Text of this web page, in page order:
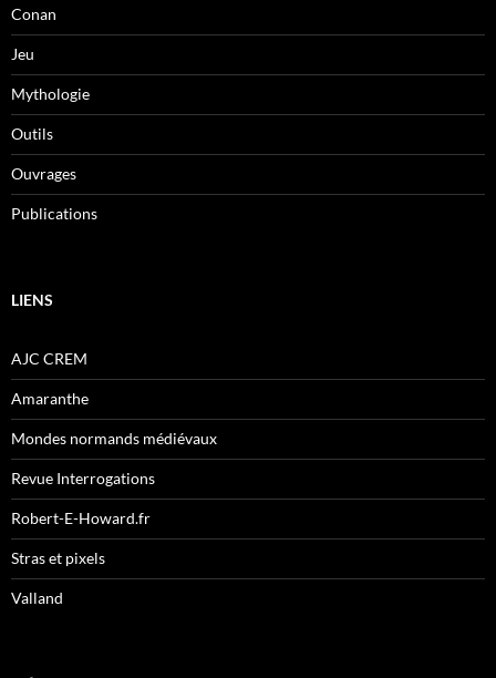
Conan
Jeu
Mythologie
Outils
Ouvrages
Publications
LIENS
AJC CREM
Amaranthe
Mondes normands médiévaux
Revue Interrogations
Robert-E-Howard.fr
Stras et pixels
Valland